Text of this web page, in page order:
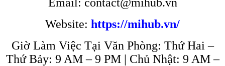
Website: https://mihub.vn/
Giờ Làm Việc Tại Văn Phòng: Thứ Hai –
Thứ Bảy: 9 AM – 9 PM | Chủ Nhật: 9 AM –